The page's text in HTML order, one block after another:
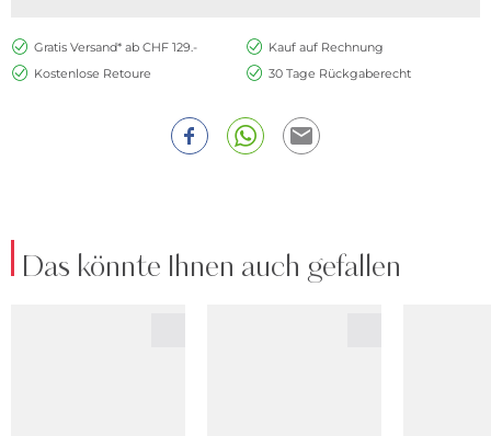
Gratis Versand* ab CHF 129.-
Kauf auf Rechnung
Kostenlose Retoure
30 Tage Rückgaberecht
Das könnte Ihnen auch gefallen